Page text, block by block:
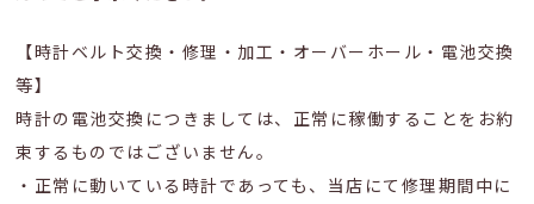
【時計ベルト交換・修理・加工・オーバーホール・電池交換
等】
時計の電池交換につきましては、正常に稼働することをお約
束するものではございません。
・正常に動いている時計であっても、当店にて修理期間中に